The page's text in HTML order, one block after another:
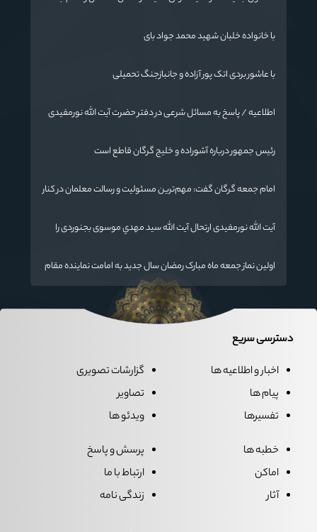
با خانواده خلبان شهید محمد جواد بای
با عاشور بردی اتک پور آزاده و جانبازجنگ تحمیلی
اطلاعیه / پاسخ به مسائل شرعی در دفتر حضرت آیت الله نورمفیدی
رئیس جمهور درباره آشوراده و خلیج گرگان قاطع است
امام جمعه گرگان گفت: مهم‌ترین مسئولیت و رسالت معلمان در کنار
مفید برای آینده ایران اسلامی است.
آیت الله نورمفیدی ارتحال آیت الله سيد مهدي موسوی بجنوردی را
اولین نماز جمعه ماه مبارک رمضان سال جدید به امامت نماینده مقام
معظم رهبری دراستان گلستان اقامه می گردد.
دسترسی سریع
اخبار و اطلاعیه ها
پیام ها
تفسیرها
گزارشات تصویری
تصاویر
ویدئو ها
خطبه ها
اماکن
آثار
پرسش و پاسخ
ارتباط با ما
زندگی نامه